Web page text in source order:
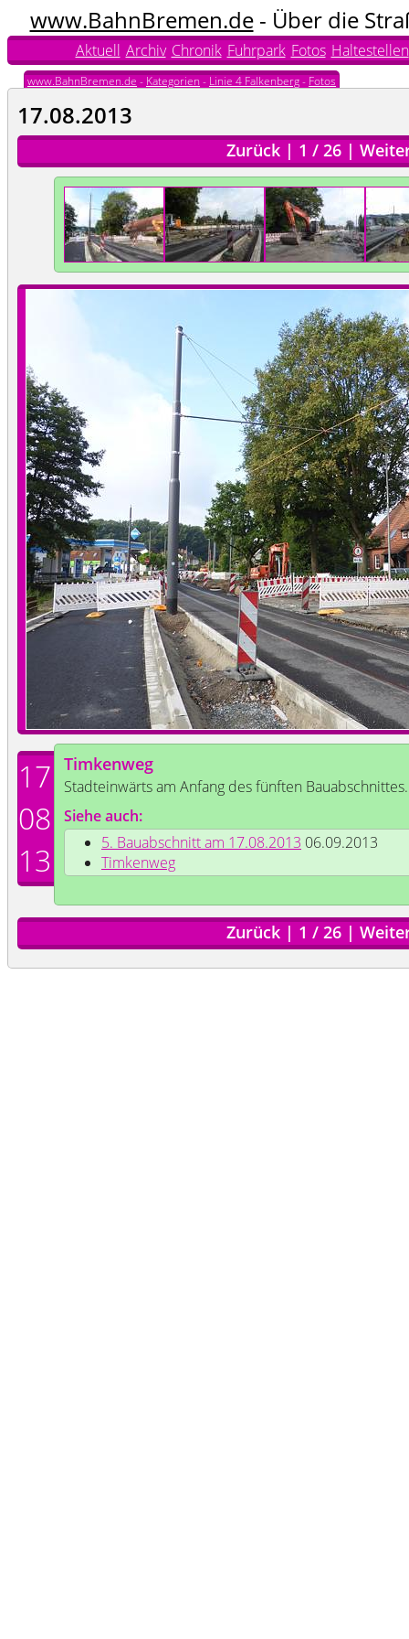
www.BahnBremen.de- Über die
Aktuell Archiv Chronik Fuhrpark Fotos Haltestellen
www.BahnBremen.de - Kategorien - Linie 4 Falkenberg- Fotos
17.08.2013
Zurück | 1 / 26 |
17
08
13
Timkenweg
Stadteinwärts am Anfang des fünften Bauabschnittes.
Siehe auch:
5. Bauabschnitt am 17.08.2013 06.09.2013
Timkenweg
Zurück | 1 / 26 |